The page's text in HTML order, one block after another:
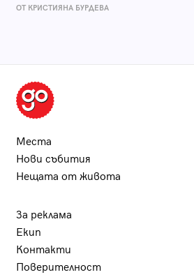
ОТ КРИСТИЯНА БУРДЕВА
Места
Нови събития
Нещата от живота
За реклама
Екип
Контакти
Поверителност